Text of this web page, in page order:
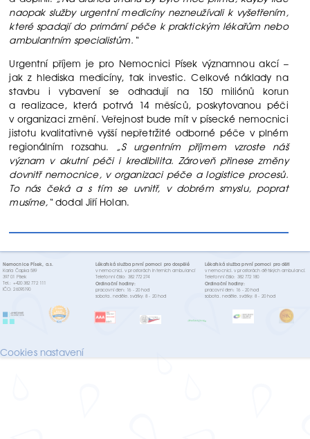
naopak služby urgentní medicíny nezneužívali k vyšetřením,
které spadají do primární péče k praktickým lékařům nebo
ambulantním specialistům.“
Urgentní příjem je pro Nemocnici Písek významnou akcí –
jak z hlediska medicíny, tak investic. Celkové náklady na
stavbu i vybavení se odhadují na 150 miliónů korun
a realizace, která potrvá 14 měsíců, poskytovanou péči
v organizaci změní. Veřejnost bude mít v písecké nemocnici
jistotu kvalitativně vyšší nepřetržité odborné péče v plném
regionálním rozsahu. „S urgentním příjmem vzroste náš
význam v akutní péči i kredibilita. Zároveň přinese změny
dovnitř nemocnice, v organizaci péče a logistice procesů.
To nás čeká a s tím se uvnitř, v dobrém smyslu, poprat
musíme,“dodal Jiří Holan.
Nemocnice Písek, a.s.
Karla Čapka 589
397 01 Písek
Tel.: +420 382 772 111
IČO: 26095190
Lékařská služba první pomoci pro dospělé
v nemocnici, v prostorách interních ambulancí
Telefonní číslo: 382 772 274
Ordinační hodiny:
pracovní den: 16 - 20 hod
sobota, neděle, svátky: 8 - 20 hod
Lékařská služba první pomoci pro děti
v nemocnici, v prostorách dětských ambulancí.
Telefonní číslo: 382 772 180
Ordinační hodiny:
pracovní den: 16 - 20 hod
sobota, neděle, svátky: 8 - 20 hod
Cookies nastavení